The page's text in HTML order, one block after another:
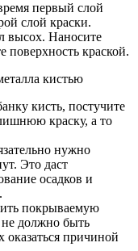
первый слой
слой краски.
высох. Наносите
поверхность краской.
кистью
кисть, постучите
краску, а то
нужно
Это даст
осадков и
покрываемую
не должно быть
причиной